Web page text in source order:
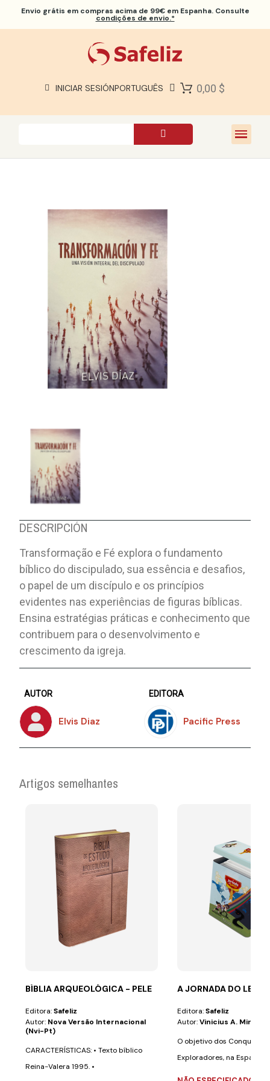
Envio grátis em compras acima de 99€ em Espanha. Consulte
condições de envio.*
INICIAR SESIÓNPORTUGUÊS 0,00 $
SOBRE NÓS
DESCRIPCIÓN
Transformação e Fé explora o fundamento
bíblico do discipulado, sua essência e desafios,
o papel de um discípulo e os princípios
evidentes nas experiências de figuras bíblicas.
Ensina estratégias práticas e conhecimento que
contribuem para o desenvolvimento e
crescimento da igreja.
AUTOR
Elvis Diaz
EDITORA
Pacific Press
Artigos semelhantes
BÍBLIA ARQUEOLÓGICA - PELE
Editora:Safeliz
Autor: Nova Versão Internacional
(nvi-Pt)
CARACTERÍSTICAS: • Texto bíblico
Reina-Valera 1995. •
A JORNADA DO
Editora:Safeliz
Autor:Vinicius A. Miranda
O objetivo dos
Exploradores, na Espanha)